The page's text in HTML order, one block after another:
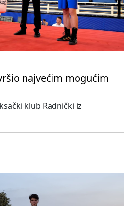
najvećim mogućim
klub Radnički iz